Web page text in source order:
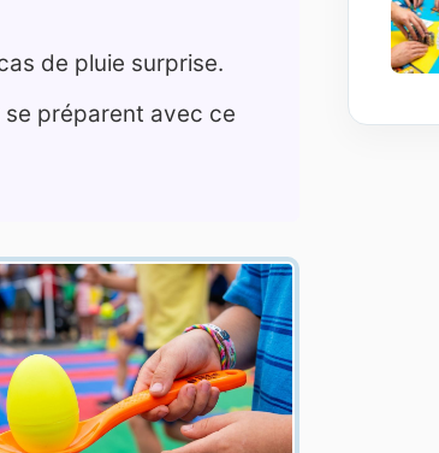
de pluie surprise.
se préparent avec ce